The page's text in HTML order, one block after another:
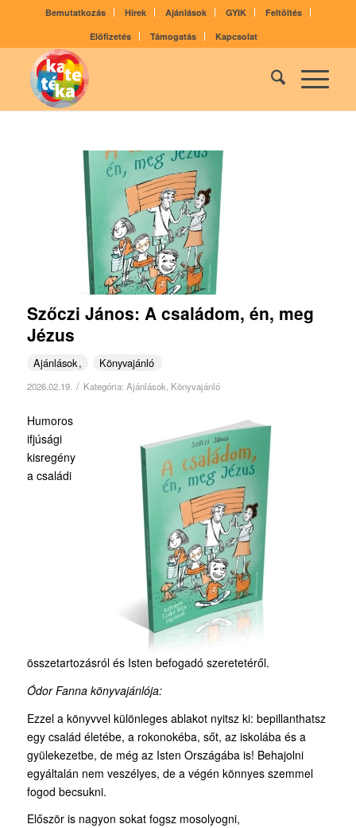
Bemutatkozás Hírek Ajánlások GYIK
Feltöltés
Előfizetés
Támogatás Kapcsolat
Szőczi János: A családom, én, meg
Jézus
Ajánlások Könyvajánló
2026.02.19. / Kategória: Ajánlások Könyvajánló
Humoros
ifjúsági
kisregény
a családi
összetartozásról és Isten befogadó szeretetéről.
Ódor Fanna könyvajánlója:
Ezzel a könyvvel különleges ablakot nyitsz ki: bepillanthatsz
egy család életébe, a rokonokéba, sőt, az iskolába és a
gyülekezetbe, de még az Isten Országába is! Behajolni
egyáltalán nem veszélyes, de a végén könnyes szemmel
fogod becsukni.
Először is nagyon sokat fogsz mosolyogni,